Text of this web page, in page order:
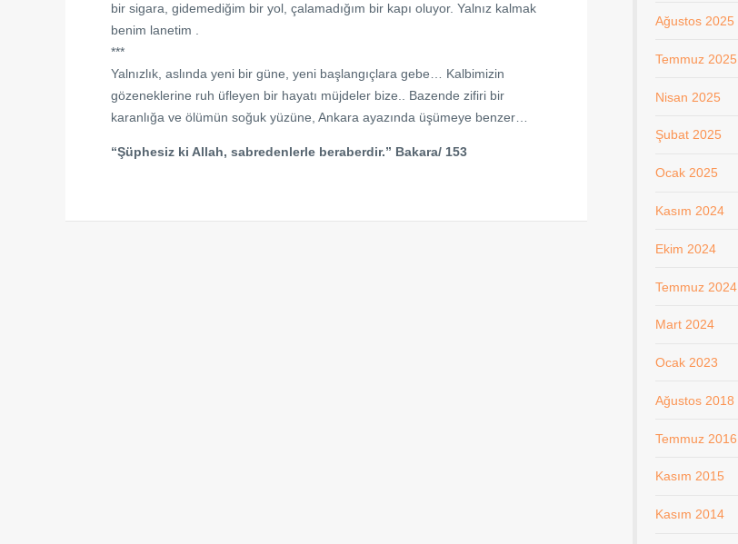
bir sigara, gidemediğim bir yol, çalamadığım bir kapı oluyor. Yalnız kalmak
benim lanetim .
***
Yalnızlık, aslında yeni bir güne, yeni başlangıçlara gebe… Kalbimizin
gözeneklerine ruh üfleyen bir hayatı müjdeler bize.. Bazende zifiri bir
karanlığa ve ölümün soğuk yüzüne, Ankara ayazında üşümeye benzer…
“Şüphesiz ki Allah, sabredenlerle beraberdir.” Bakara/ 153
Ağustos 2025
Temmuz 2025
Nisan 2025
Şubat 2025
Ocak 2025
Kasım 2024
Ekim 2024
Temmuz 2024
Mart 2024
Ocak 2023
Ağustos 2018
Temmuz 2016
Kasım 2015
Kasım 2014